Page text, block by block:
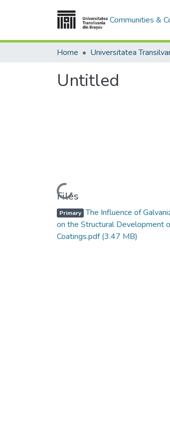
Communities &
Home
Untitled
Loading...
Files
Primary The Influence of
on the Structural Development
Coatings.pdf(3.47 MB)